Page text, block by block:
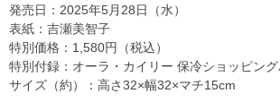
発売日：2025年5月28日（水）
表紙：吉瀬美智子
特別価格：1,580円（税込）
特別付録：オーラ・カイリー 保冷ショッピン
サイズ（約）：高さ32×幅32×マチ15cm